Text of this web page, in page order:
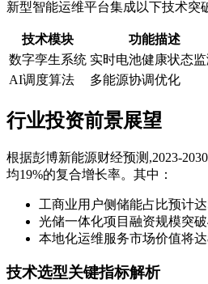
新型智能运维平台集成以下技术突
技术模块 功能描述
数字孪生系统 实时电池健康状态监
AI调度算法
多能源协调优化
行业投资前景展望
根据彭博新能源财经预测,2023-
均19%的复合增长率。其中：
工商业用户侧储能占比预计达
光储一体化项目融资规模突
本地化运维服务市场价值将
技术选型关键指标解析